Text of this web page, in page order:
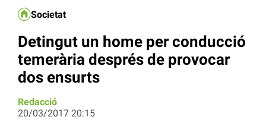
Societat
Detingut un home per conducció
temerària després de provocar
dos ensurts
Redacció
20/03/2017 20:15